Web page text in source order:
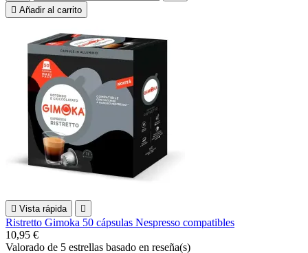
 Añadir al carrito
 Vista rápida 
Ristretto Gimoka 50 cápsulas Nespresso compatibles
10,95 €
Valorado de 5 estrellas basado en reseña(s)